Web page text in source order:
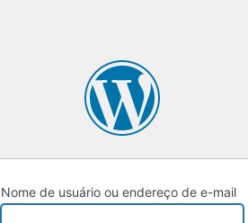
Nome de usuário ou endereço de e-mail